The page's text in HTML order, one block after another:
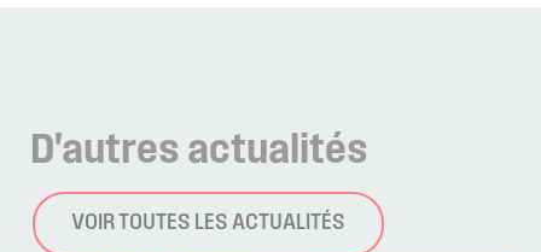
D'autres actualités
VOIR TOUTES LES ACTUALITÉS